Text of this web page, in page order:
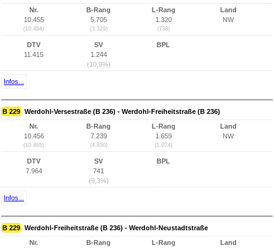
Nr.
10.455
(10.464)
B-Rang
5.705
(3.329)
L-Rang
1.320
(738)
Land
NW
DTV
11.415
SV
1.244
(10,9%)
BPL
Infos...
B 229 Werdohl-Versestraße (B 236) - Werdohl-Freiheitstraße (B 236)
Nr.
10.456
(10.465)
B-Rang
7.239
(4.850)
L-Rang
1.659
(1.074)
Land
NW
DTV
7.964
SV
741
(9,3%)
BPL
Infos...
B 229 Werdohl-Freiheitstraße (B 236) - Werdohl-Neustadtstraße
Nr.
B-Rang
L-Rang
Land